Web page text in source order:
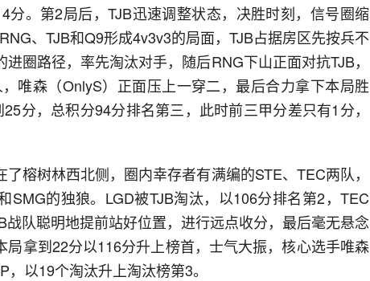
分。第2局后，TJB迅速调整状态，决胜时刻，信号圈缩
、TJB和Q9形成4v3v3的局面，TJB占据房区先按兵不
圈路径，率先淘汰对手，随后RNG下山正面对抗TJB，
唯森（OnlyS）正面压上一穿二，最后合力拿下本局胜
分，总积分94分排名第三，此时前三甲分差只有1分，
榕树林西北侧，圈内幸存者有满编的STE、TEC两队，
SMG的独狼。LGD被TJB淘汰，以106分排名第2，TEC
战队聪明地提前站好位置，进行远点收分，最后毫无悬念
局拿到22分以116分升上榜首，士气大振，核心选手唯森
以19个淘汰升上淘汰榜第3。